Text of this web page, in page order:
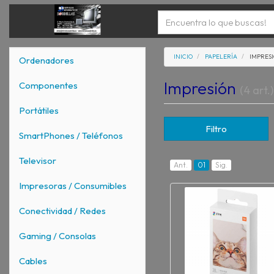
Ordenadores
Componentes
Portátiles
SmartPhones / Teléfonos
Televisor
Impresoras / Consumibles
Conectividad / Redes
Gaming / Consolas
Cables
INICIO PAPELERÍA
Impresión
Filtro
Ant. 01 Sig.